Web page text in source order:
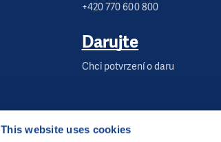
This website uses cookies
+420 770 600 800
Darujte
Chci potvrzení o daru